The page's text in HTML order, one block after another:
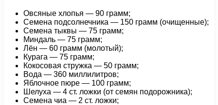
Овсяные хлопья — 90 грамм;
Семена подсолнечника — 150 грамм (очищенные);
Семена тыквы — 75 грамм;
Миндаль — 75 грамм;
Лён — 60 грамм (молотый);
Курага — 75 грамм;
Кокосовая стружка — 50 грамм;
Вода — 360 миллилитров;
Яблочное пюре — 100 грамм;
Шелуха — 4 ст. ложки (от семян подорожника);
Семена чиа — 2 ст. ложки;